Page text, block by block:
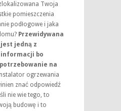
Twoja
pomieszczenia
podłogowe i jaka
Przewidywana
jedną z
informacji bo
na
ogrzewania
znać odpowiedź
nie wie tego, to
budowę i to